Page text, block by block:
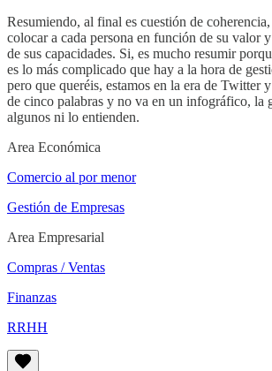
Resumiendo, al final es cuestión de
colocar a cada persona en función de su valor
de sus capacidades. Si, es mucho resumir
es lo más complicado que hay a la hora de
pero que queréis, estamos en la era de Twitter
de cinco palabras y no va en un infográfico, la
algunos ni lo entienden.
Area Económica
Comercio al por menor
Gestión de Empresas
Area Empresarial
Compras / Ventas
Finanzas
RRHH